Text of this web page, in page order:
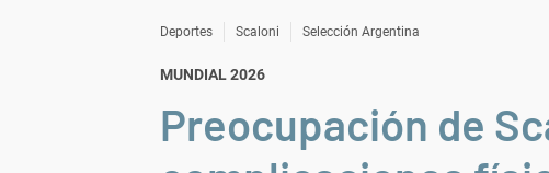
Deportes Scaloni Selección Argentina
MUNDIAL 2026
Preocupación de